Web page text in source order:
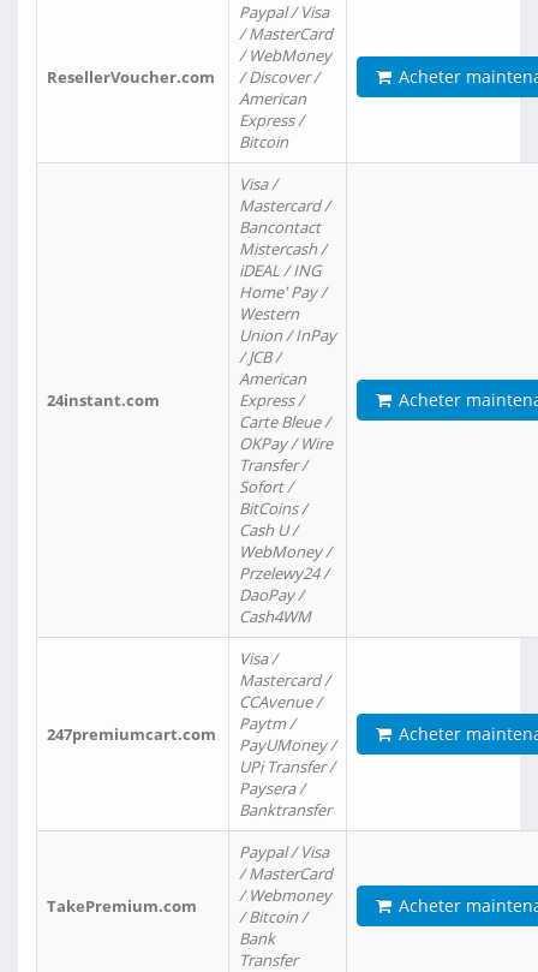
ResellerVoucher.com
Paypal / Visa
/ MasterCard
/ WebMoney
/ Discover /
American
Express /
Bitcoin
Acheter
24instant.com
Visa /
Mastercard /
Bancontact
Mistercash /
iDEAL / ING
Home' Pay /
Western
Union / InPay
/ JCB /
American
Express /
Carte Bleue /
OKPay / Wire
Transfer /
Sofort /
BitCoins /
Cash U /
WebMoney /
Przelewy24 /
DaoPay /
Cash4WM
Acheter
247premiumcart.com
Visa /
Mastercard /
CCAvenue /
Paytm /
PayUMoney /
UPi Transfer /
Paysera /
Banktransfer
Acheter
TakePremium.com
Paypal / Visa
/ MasterCard
/ Webmoney
/ Bitcoin /
Bank
Transfer
Acheter